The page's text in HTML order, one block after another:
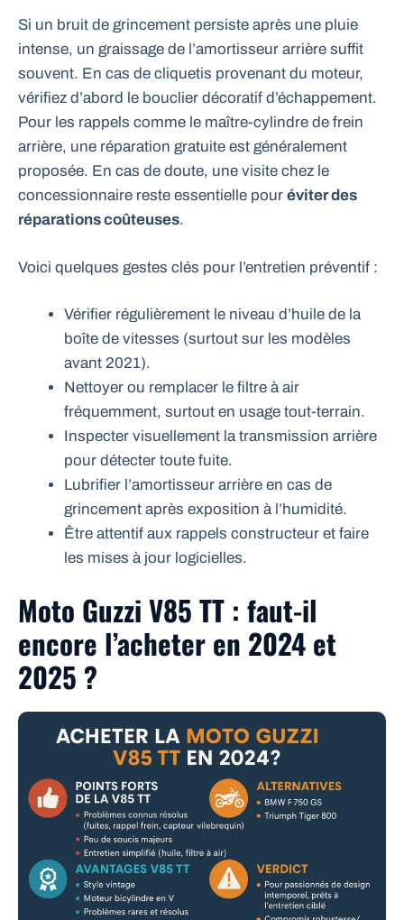
Si un bruit de grincement persiste après une pluie
intense, un graissage de l’amortisseur arrière suffit
souvent. En cas de cliquetis provenant du moteur,
vérifiez d’abord le bouclier décoratif d’échappement.
Pour les rappels comme le maître-cylindre de frein
arrière, une réparation gratuite est généralement
proposée. En cas de doute, une visite chez le
concessionnaire reste essentielle pour éviter des
réparations coûteuses.
Voici quelques gestes clés pour l’entretien préventif :
Vérifier régulièrement le niveau d’huile de la
boîte de vitesses (surtout sur les modèles
avant 2021).
Nettoyer ou remplacer le filtre à air
fréquemment, surtout en usage tout-terrain.
Inspecter visuellement la transmission arrière
pour détecter toute fuite.
Lubrifier l’amortisseur arrière en cas de
grincement après exposition à l’humidité.
Être attentif aux rappels constructeur et faire
les mises à jour logicielles.
Moto Guzzi V85 TT : faut-il
encore l’acheter en 2024 et
2025 ?